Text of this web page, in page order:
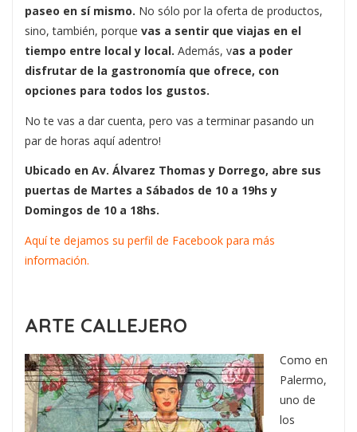
paseo en sí mismo. No sólo por la oferta de productos,
sino, también, porque vas a sentir que viajas en el
tiempo entre local y local. Además, vas a poder
disfrutar de la gastronomía que ofrece, con
opciones para todos los gustos.
No te vas a dar cuenta, pero vas a terminar pasando un
par de horas aquí adentro!
Ubicado en Av. Álvarez Thomas y Dorrego, abre sus
puertas de Martes a Sábados de 10 a 19hs y
Domingos de 10 a 18hs.
Aquí te dejamos su perfil de Facebook para más
información.
ARTE CALLEJERO
Como en
Palermo,
uno de
los